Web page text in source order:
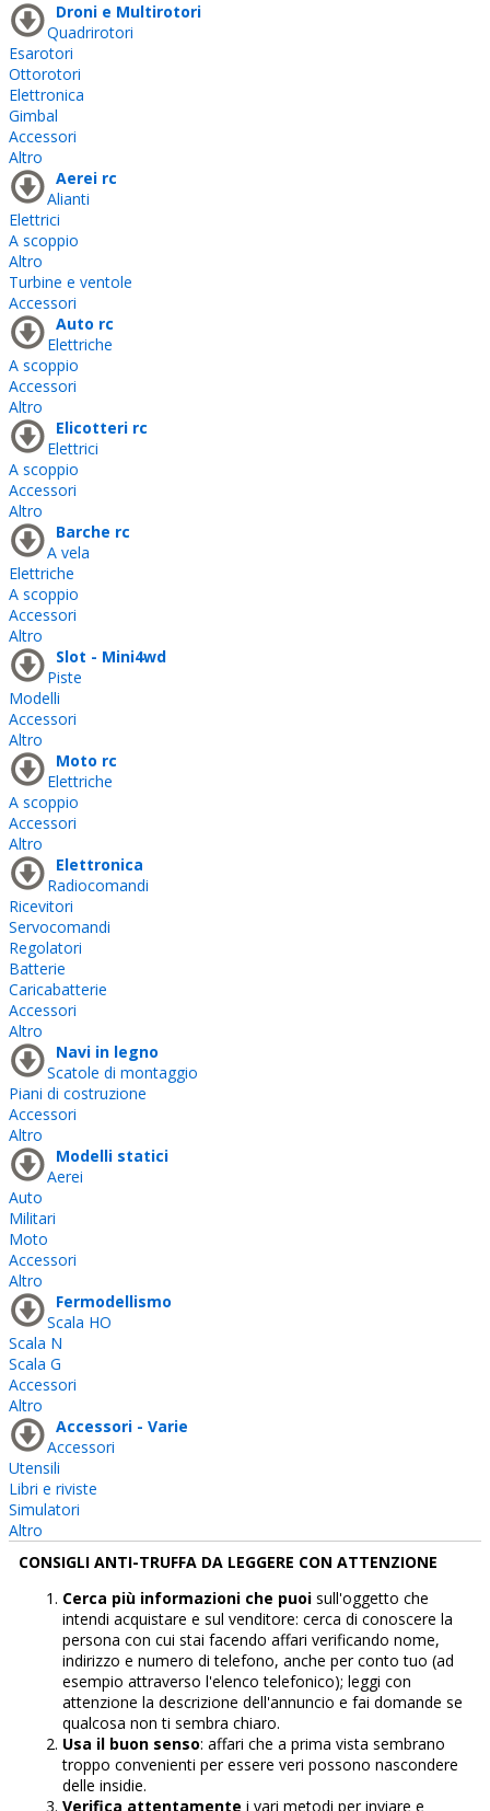
Droni e Multirotori
Quadrirotori
Esarotori
Ottorotori
Elettronica
Gimbal
Accessori
Altro
Aerei rc
Alianti
Elettrici
A scoppio
Altro
Turbine e ventole
Accessori
Auto rc
Elettriche
A scoppio
Accessori
Altro
Elicotteri rc
Elettrici
A scoppio
Accessori
Altro
Barche rc
A vela
Elettriche
A scoppio
Accessori
Altro
Slot - Mini4wd
Piste
Modelli
Accessori
Altro
Moto rc
Elettriche
A scoppio
Accessori
Altro
Elettronica
Radiocomandi
Ricevitori
Servocomandi
Regolatori
Batterie
Caricabatterie
Accessori
Altro
Navi in legno
Scatole di montaggio
Piani di costruzione
Accessori
Altro
Modelli statici
Aerei
Auto
Militari
Moto
Accessori
Altro
Fermodellismo
Scala HO
Scala N
Scala G
Accessori
Altro
Accessori - Varie
Accessori
Utensili
Libri e riviste
Simulatori
Altro
CONSIGLI ANTI-TRUFFA DA LEGGERE CON ATTENZIONE
Cerca più informazioni che puoisull'oggetto che
intendi acquistare e sul venditore: cerca di conoscere la
persona con cui stai facendo affari verificando nome,
indirizzo e numero di telefono, anche per conto tuo (ad
esempio attraverso l'elenco telefonico); leggi con
attenzione la descrizione dell'annuncio e fai domande se
qualcosa non ti sembra chiaro.
Usa il buon senso: affari che a prima vista sembrano
troppo convenienti per essere veri possono nascondere
delle insidie.
Verifica attentamente i vari metodi per inviare e